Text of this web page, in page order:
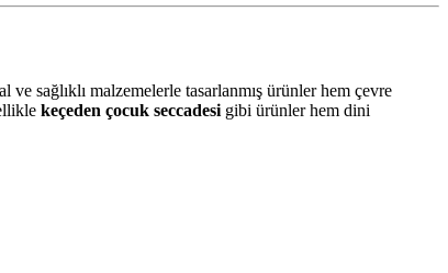
sağlıklı malzemelerle tasarlanmış ürünler hem çevre
keçeden çocuk seccadesi gibi ürünler hem dini